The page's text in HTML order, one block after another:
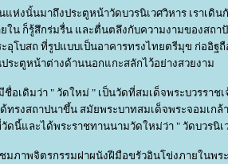
แห่งนั้นมาถึงประตูหน้าวัดบวรนิเวศวิหาร เราเดิ
ใน ก็รู้สึกร่มรื่น และตื่นตลึงกับความงามของสถ
ะอุโบสถ ที่รูปแบบเป็นอาคารทรงไทยตรีมุข ก่ออิฐ
ระตูหน้าต่างด้านนอกแกะสลักไว้อย่างสวยงาม
ชื่อเดิมว่า " วัดใหม่ " เป็นวัดที่สมเด็จพระบวรราช
ทรงสถาปนาขึ้น สมัยพระบาทสมเด็จพระจอมเกล้
ดนี้และได้พระราชทานนามวัดใหม่ว่า " วัดบวรนิเ
มภาพจิตรกรรมฝาผนังฝีมือขรัวอินโข่งภายในพร